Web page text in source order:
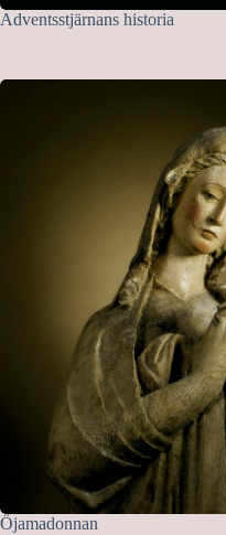
Adventsstjärnans historia
Öjamadonnan